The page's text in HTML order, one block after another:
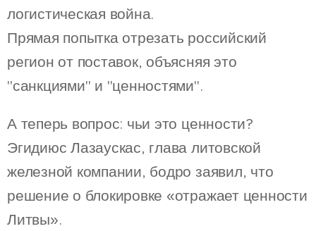
логистическая война.
Прямая попытка отрезать российский
регион от поставок, объясняя это
"санкциями" и "ценностями".
А теперь вопрос: чьи это ценности?
Эгидиюс Лазаускас, глава литовской
железной компании, бодро заявил, что
решение о блокировке «отражает ценности
Литвы».